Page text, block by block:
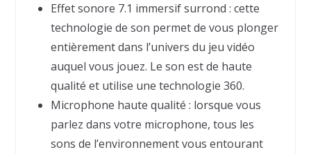
Effet sonore 7.1 immersif surrond : cette
technologie de son permet de vous plonger
entièrement dans l’univers du jeu vidéo
auquel vous jouez. Le son est de haute
qualité et utilise une technologie 360.
Microphone haute qualité : lorsque vous
parlez dans votre microphone, tous les
sons de l’environnement vous entourant